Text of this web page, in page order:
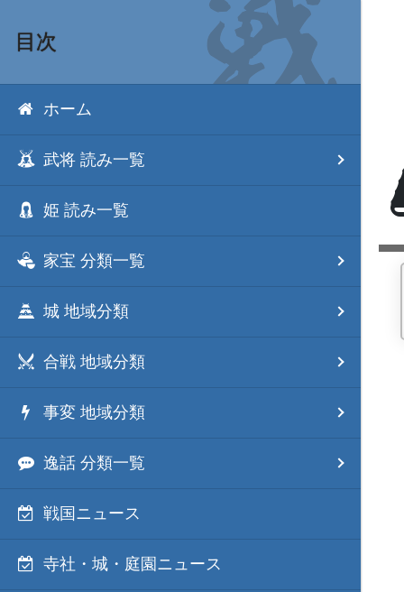
目次
ホーム
武将 読み一覧
姫 読み一覧
家宝 分類一覧
城 地域分類
合戦 地域分類
事変 地域分類
逸話 分類一覧
戦国ニュース
寺社・城・庭園ニュース